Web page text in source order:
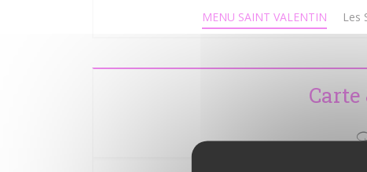
MENU SAINT VALENTIN Les
Carte